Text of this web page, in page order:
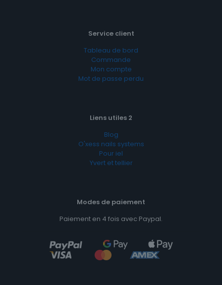
Service client
Tableau de bord
Commande
Mon compte
Mot de passe perdu
Liens utiles 2
Blog
O'xess nails systems
Pour iel
Yvert et tellier
Modes de paiement
Paiement en 4 fois avec Paypal.